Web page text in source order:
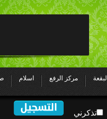
البقعة مركز الرفع اسلام
تذكرني